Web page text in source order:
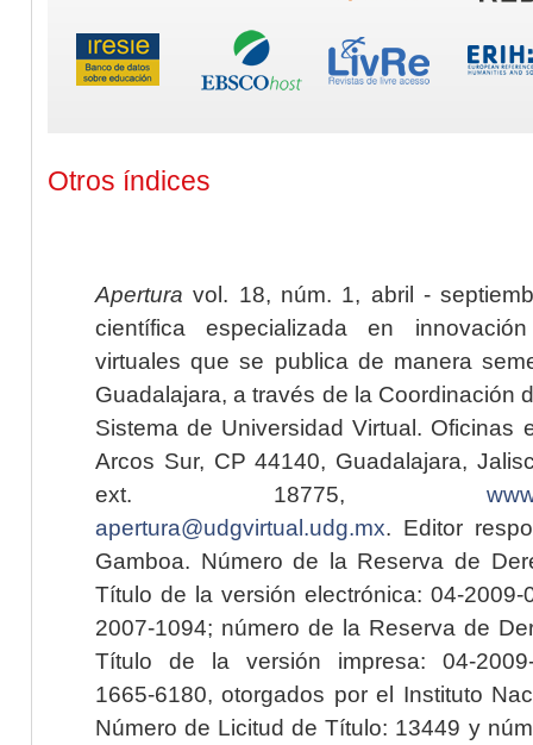
Otros índices
Apertura vol. 18, núm. 1, abril -
científica especializada en
virtuales que se publica de manera
Guadalajara, a través de la Coordinación
Sistema de Universidad Virtual. Oficinas
Arcos Sur, CP 44140, Guadalajara,
ext. 18775,
apertura@udgvirtual.udg.mx. Editor
Gamboa. Número de la Reserva de
Título de la versión electrónica: 04-2009-
2007-1094; número de la Reserva de
Título de la versión impresa: 04-2009-
1665-6180, otorgados por el Instituto
Número de Licitud de Título: 13449 y